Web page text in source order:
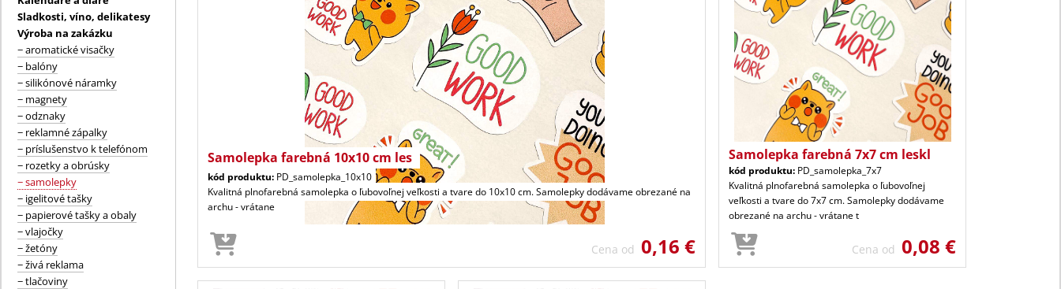
Sladkosti, víno, delikatesy
Výroba na zakázku
− aromatické visačky
− balóny
− silikónové náramky
− magnety
− odznaky
− reklamné zápalky
− príslušenstvo k telefónom
− rozetky a obrúsky
− samolepky
− igelitové tašky
− papierové tašky a obaly
− vlajočky
− žetóny
− živá reklama
− tlačoviny
Samolepka farebná 10x10 cm les
kód produktu: PD_samolepka_10x10
Kvalitná plnofarebná samolepka o ľubovoľnej veľkosti a tvare do 10x10 cm. Samolepky dodávame obrezané na
archu - vrátane
Cena od 0,16 €
Samolepka farebná 7x7 cm leskl
kód produktu: PD_samolepka_7x7
Kvalitná plnofarebná samolepka o ľubovoľnej
veľkosti a tvare do 7x7 cm. Samolepky dodávame
obrezané na archu - vrátane t
Cena od 0,08 €